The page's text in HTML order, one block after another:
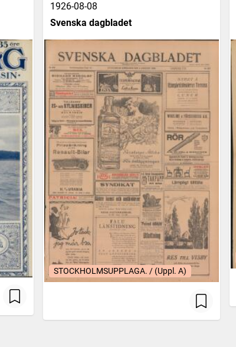
1926-08-08
Svenska dagbladet
STOCKHOLMSUPPLAGA. / (Uppl. A)